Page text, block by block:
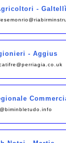
-
- Aggius